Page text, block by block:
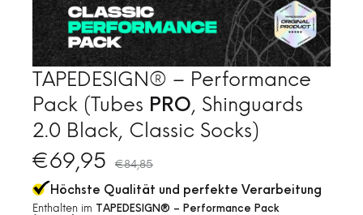
TAPEDESIGN® – Performance
Pack (Tubes PRO, Shinguards
2.0 Black, Classic Socks)
€69,95 €84,85
Höchste Qualität und perfekte Verarbeitung
Enthalten im TAPEDESIGN® – Performance Pack